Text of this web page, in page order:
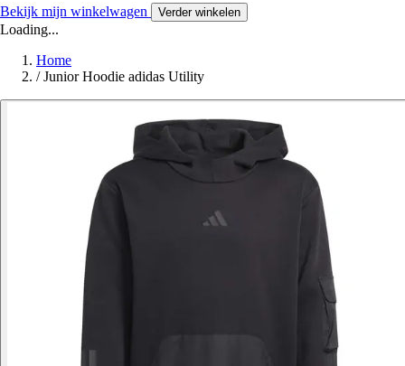
Bekijk mijn winkelwagen Verder winkelen
Loading...
Home
/ Junior Hoodie adidas Utility